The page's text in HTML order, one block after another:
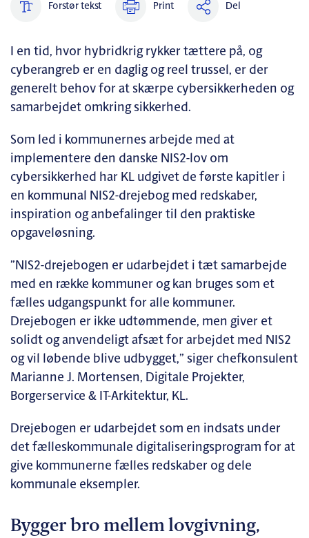
Forstør tekst Print Del
I en tid, hvor hybridkrig rykker tættere på, og
cyberangreb er en daglig og reel trussel, er der
generelt behov for at skærpe cybersikkerheden og
samarbejdet omkring sikkerhed.
Som led i kommunernes arbejde med at
implementere den danske NIS2-lov om
cybersikkerhed har KL udgivet de første kapitler i
en kommunal NIS2-drejebog med redskaber,
inspiration og anbefalinger til den praktiske
opgaveløsning.
”NIS2-drejebogen er udarbejdet i tæt samarbejde
med en række kommuner og kan bruges som et
fælles udgangspunkt for alle kommuner.
Drejebogen er ikke udtømmende, men giver et
solidt og anvendeligt afsæt for arbejdet med NIS2
og vil løbende blive udbygget,” siger chefkonsulent
Marianne J. Mortensen, Digitale Projekter,
Borgerservice & IT-Arkitektur, KL.
Drejebogen er udarbejdet som en indsats under
det fælleskommunale digitaliseringsprogram for at
give kommunerne fælles redskaber og dele
kommunale eksempler.
Bygger bro mellem lovgivning,